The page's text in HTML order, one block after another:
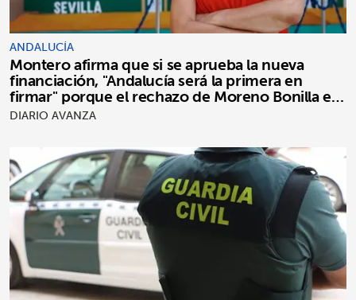
ANDALUCÍA
Montero afirma que si se aprueba la nueva
financiación, "Andalucía será la primera en
firmar" porque el rechazo de Moreno Bonilla es
"puro postureo"
DIARIO AVANZA